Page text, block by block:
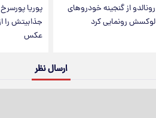
رونالدو از گنجینه خودروهای
لوکسش رونمایی کرد
پوریا
جذابیتش را
عکس
ارسال نظر